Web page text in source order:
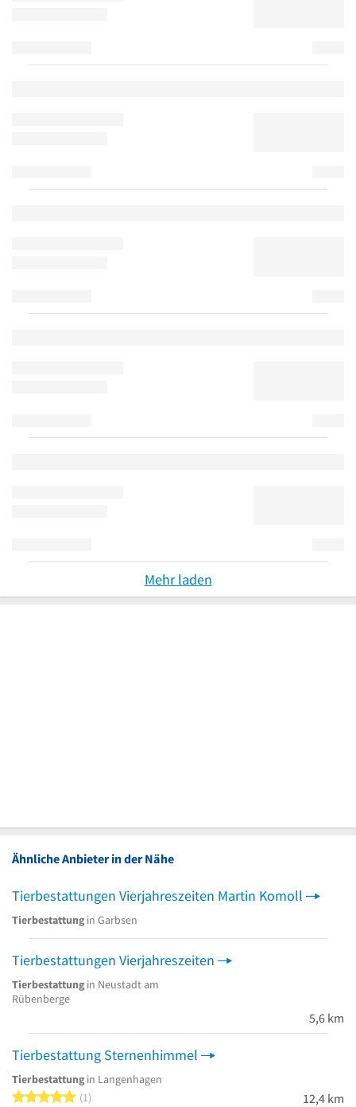
Mehr laden
Ähnliche Anbieter in der Nähe
Tierbestattungen Vierjahreszeiten Martin Komoll
Tierbestattung in Garbsen
Tierbestattungen Vierjahreszeiten
Tierbestattung in Neustadt am
Rübenberge
5,6 km
Tierbestattung Sternenhimmel
Tierbestattung in Langenhagen
5 von 5 Sternen
1 12,4 km